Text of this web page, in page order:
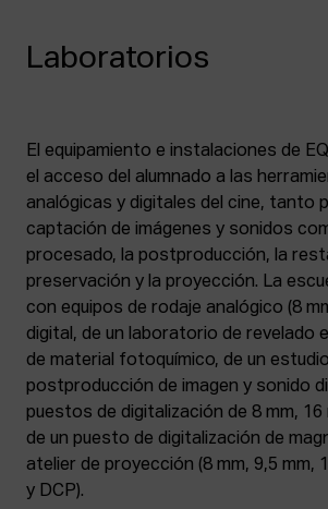
Laboratorios
El equipamiento e instalaciones de
el acceso del alumnado a las
analógicas y digitales del cine, tanto
captación de imágenes y sonidos
procesado, la postproducción, la
preservación y la proyección. La
con equipos de rodaje analógico (8
digital, de un laboratorio de revelado
de material fotoquímico, de un
postproducción de imagen y sonido
puestos de digitalización de 8 mm, 16
de un puesto de digitalización de
atelier de proyección (8 mm, 9,5 mm,
y DCP).